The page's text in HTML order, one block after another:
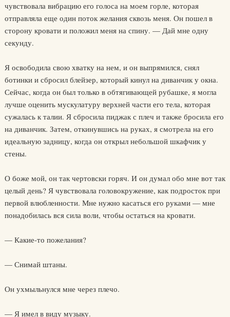
чувствовала вибрацию его голоса на моем горле, которая
отправляла еще один поток желания сквозь меня. Он пошел в
сторону кровати и положил меня на спину. — Дай мне одну
секунду.
Я освободила свою хватку на нем, и он выпрямился, снял
ботинки и сбросил блейзер, который кинул на диванчик у окна.
Сейчас, когда он был только в обтягивающей рубашке, я могла
лучше оценить мускулатуру верхней части его тела, которая
сужалась к талии. Я сбросила пиджак с плеч и также бросила его
на диванчик. Затем, откинувшись на руках, я смотрела на его
идеальную задницу, когда он открыл небольшой шкафчик у
стены.
О боже мой, он так чертовски горяч. И он думал обо мне вот так
целый день? Я чувствовала головокружение, как подросток при
первой влюбленности. Мне нужно касаться его руками — мне
понадобилась вся сила воли, чтобы остаться на кровати.
— Какие-то пожелания?
— Снимай штаны.
Он ухмыльнулся мне через плечо.
— Я имел в виду музыку.